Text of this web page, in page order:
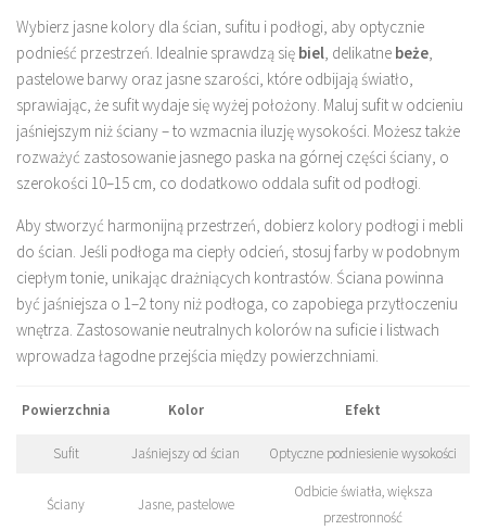
Wybierz jasne kolory dla ścian, sufitu i podłogi, aby optycznie
podnieść przestrzeń. Idealnie sprawdzą się biel , delikatne beże
pastelowe barwy oraz jasne szarości, które odbijają światło,
sprawiając, że sufit wydaje się wyżej położony. Maluj sufit w odcieniu
jaśniejszym niż ściany – to wzmacnia iluzję wysokości. Możesz także
rozważyć zastosowanie jasnego paska na górnej części ściany, o
szerokości 10–15 cm, co dodatkowo oddala sufit od podłogi.
Aby stworzyć harmonijną przestrzeń, dobierz kolory podłogi i mebli
do ścian. Jeśli podłoga ma ciepły odcień, stosuj farby w podobnym
ciepłym tonie, unikając drażniących kontrastów. Ściana powinna
być jaśniejsza o 1–2 tony niż podłoga, co zapobiega przytłoczeniu
wnętrza. Zastosowanie neutralnych kolorów na suficie i listwach
wprowadza łagodne przejścia między powierzchniami.
Powierzchnia Kolor Efekt
Sufit Jaśniejszy od ścian Optyczne podniesienie wysokości
Ściany Jasne, pastelowe
Odbicie światła, większa
przestronność